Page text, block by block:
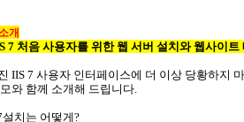
개
7 처음 사용자를 위한 웹 서버 설치와 웹사이
IIS 7 사용자 인터페이스에 더 이상 당황하지
와 함께 소개해 드립니다.
설치는 어떻게?